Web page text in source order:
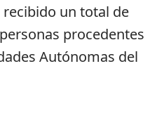
recibido un total de
procedentes
Autónomas del